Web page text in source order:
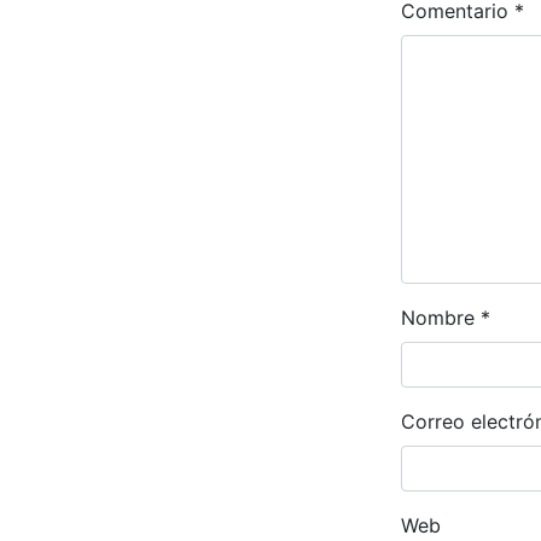
Comentario *
Nombre *
Correo
Web